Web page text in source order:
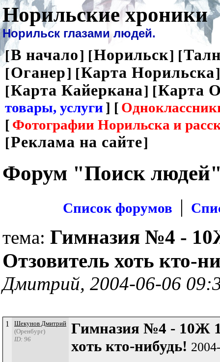
Норильские хроники
Норильск глазами людей.
[В начало] [Норильск] [
[Оганер] [Карта Норильска
[Карта Кайеркана] [Карта
товары, услуги ] [
[ Фотографии Норильска и
[Реклама на сайте]
Форум "Поиск
Список форумов |
тема: Гимназия №4 -
Отзовитель хоть кто-
Дмитрий, 2004-06-06
1
Шекунов Дмитрий
(Оренбург)
ID: 96
Гимназия №4 - 10Ж
хоть кто-нибудь!